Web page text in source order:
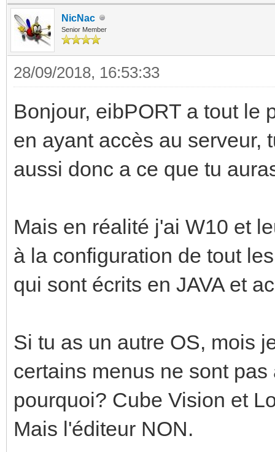
NicNac
Senior Member
28/09/2018, 16:53:33
Bonjour, eibPORT a tout le
en ayant accès au serveur,
aussi donc a ce que tu
Mais en réalité j'ai W10 et
à la configuration de tout
qui sont écrits en JAVA et
Si tu as un autre OS, mois
certains menus ne sont
pourquoi? Cube Vision et
Mais l'éditeur NON.